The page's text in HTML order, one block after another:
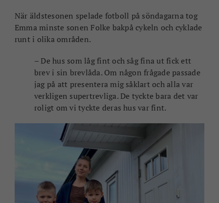
När äldstesonen spelade fotboll på söndagarna tog
Emma minste sonen Folke bakpå cykeln och cyklade
runt i olika områden.
– De hus som låg fint och såg fina ut fick ett
brev i sin brevlåda. Om någon frågade passade
jag på att presentera mig såklart och alla var
verkligen supertrevliga. De tyckte bara det var
roligt om vi tyckte deras hus var fint.